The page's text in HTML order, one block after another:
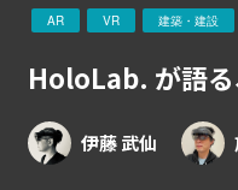
AR VR 建築・建設
HoloLab. が語る
伊藤 武仙